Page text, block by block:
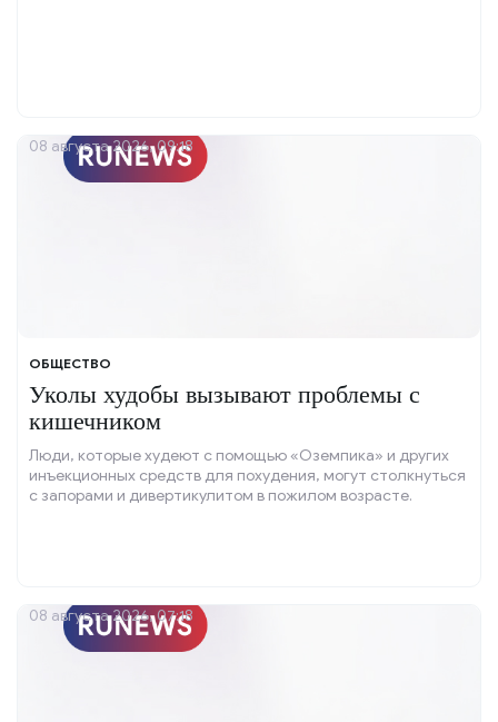
ОБЩЕСТВО
Уколы худобы вызывают проблемы с
кишечником
Люди, которые худеют с помощью «Оземпика» и других
инъекционных средств для похудения, могут столкнуться
с запорами и дивертикулитом в пожилом возрасте.
08 августа 2026, 09:18
08 августа 2026, 07:18